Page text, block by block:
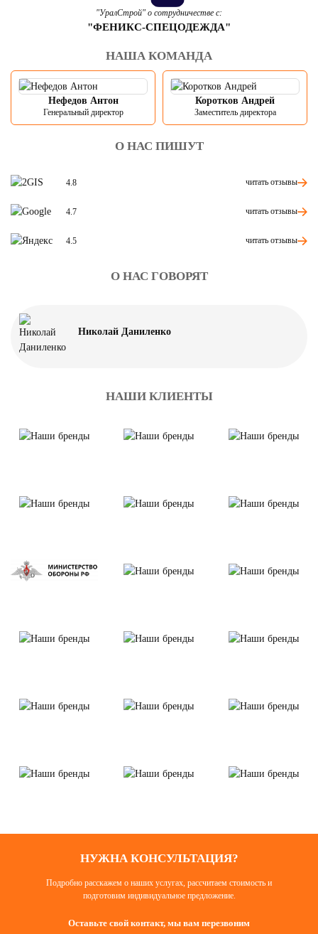
"УралСтрой" о сотрудничестве с:
"ФЕНИКС-СПЕЦОДЕЖДА"
НАША КОМАНДА
Нефедов Антон
Генеральный директор
Коротков Андрей
Заместитель директора
О НАС ПИШУТ
4.8 читать отзывы
4.7 читать отзывы
4.5 читать отзывы
О НАС ГОВОРЯТ
Николай Даниленко
НАШИ КЛИЕНТЫ
НУЖНА КОНСУЛЬТАЦИЯ?
Подробно расскажем о наших услугах, рассчитаем стоимость и
подготовим индивидуальное предложение.
Оставьте свой контакт, мы вам перезвоним